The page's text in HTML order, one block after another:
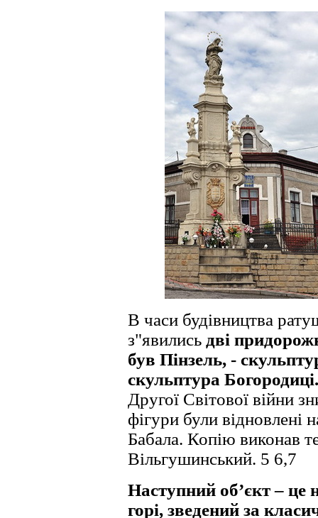
В часи будівництва
з"явились дві
був Пінзель, -
скульптура Богородиці.
Другої Світової війни
фігури були відновлені
Бабала. Копію виконав
Вільгушинський. 5 6,7
Наступний об’єкт – це
горі, зведений за